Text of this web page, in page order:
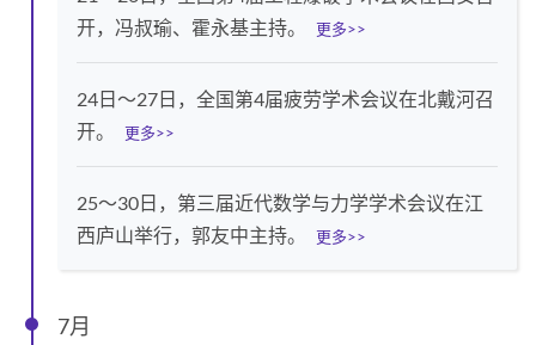
开，冯叔瑜、霍永基主持。
更多>>
24日～27日，全国第4届疲劳学术会议在北戴河召
开。
更多>>
25～30日，第三届近代数学与力学学术会议在江
西庐山举行，郭友中主持。
更多>>
7月